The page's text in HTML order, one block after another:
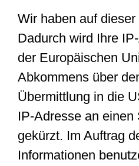
Wir haben auf
Dadurch wird Ihre
der Europäischen
Abkommens über
Übermittlung in die
IP-Adresse an
gekürzt. Im Auftrag
Informationen